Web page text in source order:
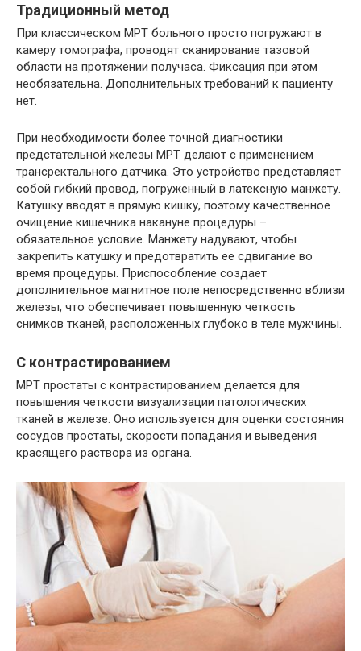
Традиционный метод
При классическом МРТ больного просто погружают в
камеру томографа, проводят сканирование тазовой
области на протяжении получаса. Фиксация при этом
необязательна. Дополнительных требований к пациенту
нет.
При необходимости более точной диагностики
предстательной железы МРТ делают с применением
трансректального датчика. Это устройство представляет
собой гибкий провод, погруженный в латексную манжету.
Катушку вводят в прямую кишку, поэтому качественное
очищение кишечника накануне процедуры –
обязательное условие. Манжету надувают, чтобы
закрепить катушку и предотвратить ее сдвигание во
время процедуры. Приспособление создает
дополнительное магнитное поле непосредственно вблизи
железы, что обеспечивает повышенную четкость
снимков тканей, расположенных глубоко в теле мужчины.
С контрастированием
МРТ простаты с контрастированием делается для
повышения четкости визуализации патологических
тканей в железе. Оно используется для оценки состояния
сосудов простаты, скорости попадания и выведения
красящего раствора из органа.